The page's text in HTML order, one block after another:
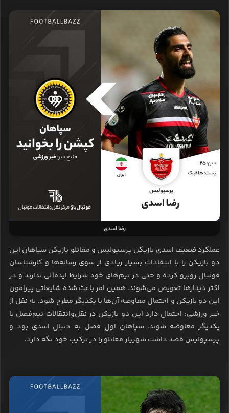
رضا اسدی
عملکرد ضعیف اسدی بازیکن پرسپولیس و مغانلو بازیکن سپاهان این
دو بازیکن را با انتقادات بسیار زیادی از سوی رسانه‌ها و کارشناسان
فوتبال روبرو کرده و حتی در تیم‌های خود شرایط ایده‌آلی ندارند و در
اکثر دیدارها تعویض می‌شوند. همین امر باعث شده شایعاتی پیرامون
این دو بازیکن و احتمال معاوضه آن‌ها با یکدیگر مطرح شود. به نقل از
خبر ورزشی: احتمال دارد این دو بازیکن در نقل‌وانتقالات نیم‌فصل با
یکدیگر معاوضه شوند. سپاهان اول فصل به دنبال اسدی بود و
پرسپولیس قصد داشت شهریار مغانلو را در ترکیب خود نگه دارد.